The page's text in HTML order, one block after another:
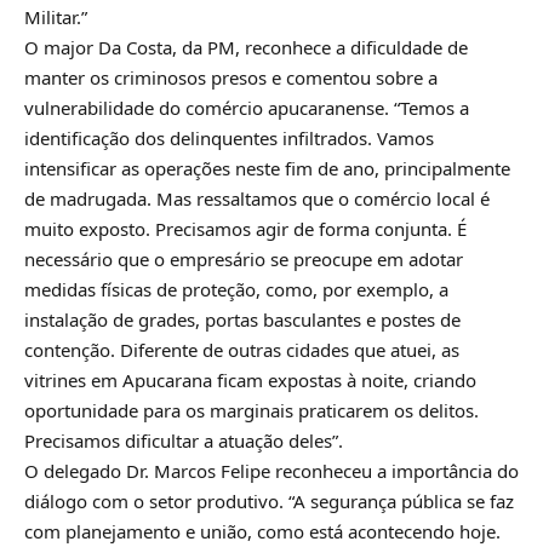
Militar.”
O major Da Costa, da PM, reconhece a dificuldade de
manter os criminosos presos e comentou sobre a
vulnerabilidade do comércio apucaranense. “Temos a
identificação dos delinquentes infiltrados. Vamos
intensificar as operações neste fim de ano, principalmente
de madrugada. Mas ressaltamos que o comércio local é
muito exposto. Precisamos agir de forma conjunta. É
necessário que o empresário se preocupe em adotar
medidas físicas de proteção, como, por exemplo, a
instalação de grades, portas basculantes e postes de
contenção. Diferente de outras cidades que atuei, as
vitrines em Apucarana ficam expostas à noite, criando
oportunidade para os marginais praticarem os delitos.
Precisamos dificultar a atuação deles”.
O delegado Dr. Marcos Felipe reconheceu a importância do
diálogo com o setor produtivo. “A segurança pública se faz
com planejamento e união, como está acontecendo hoje.